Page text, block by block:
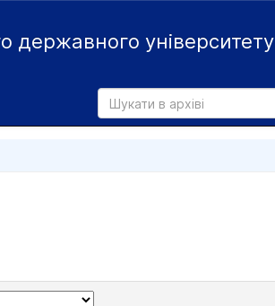
державного університету